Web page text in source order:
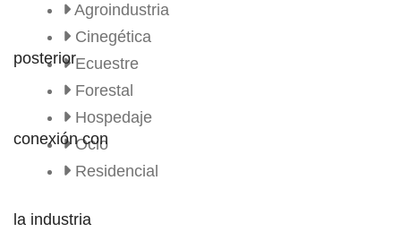
Agroindustria
Cinegética
Ecuestre
Forestal
Hospedaje
Ocio
Residencial
MENÚ